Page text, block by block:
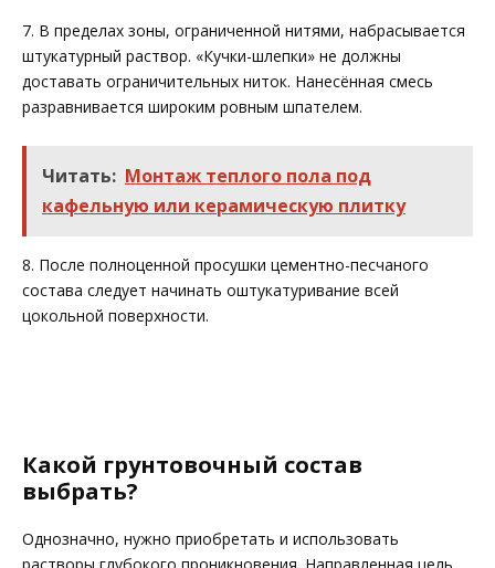
7. В пределах зоны, ограниченной нитями, набрасывается
штукатурный раствор. «Кучки-шлепки» не должны
доставать ограничительных ниток. Нанесённая смесь
разравнивается широким ровным шпателем.
Читать: Монтаж теплого пола под
кафельную или керамическую плитку
8. После полноценной просушки цементно-песчаного
состава следует начинать оштукатуривание всей
цокольной поверхности.
Какой грунтовочный состав
выбрать?
Однозначно, нужно приобретать и использовать